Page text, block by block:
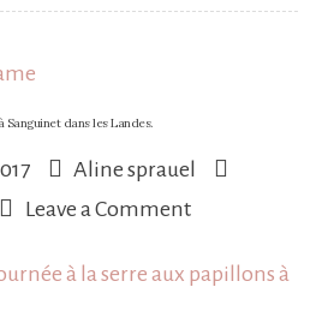
Sanguinet dans les Landes.
Aline sprauel
Leave a Commenton
de
à la serre aux papillons à